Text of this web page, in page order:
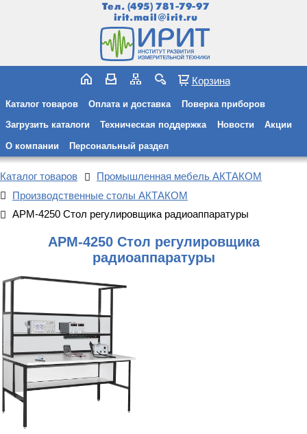
Тел. (495) 781-79-97
irit.mail@irit.ru
Корзина
Каталог товаров Оплата и доставка Поверка приборов
Загрузить каталоги Техническая поддержка Новости Акции
О компании Персональный раздел
Каталог товаров
Промышленная мебель АКТАКОМ
Производственные столы АКТАКОМ
АРМ-4250 Стол регулировщика радиоаппаратуры
АРМ-4250 Стол регулировщика
радиоаппаратуры